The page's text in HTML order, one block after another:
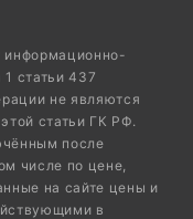
информационно-
статьи 437
не являются
статьи ГК РФ.
после
числе по цене,
на сайте цены и
в